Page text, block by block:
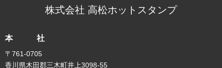
株式会社 高松ホットスタンプ
本 社
〒761-0705
香川県木田郡三木町井上3098-55